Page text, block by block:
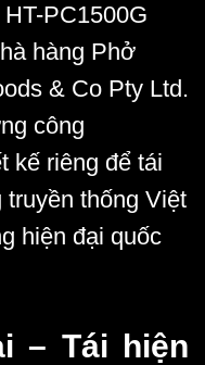
PC1500G
hàng Phở
& Co Pty Ltd.
công
kế riêng để tái
thống Việt
hiện đại quốc
– Tái hiện